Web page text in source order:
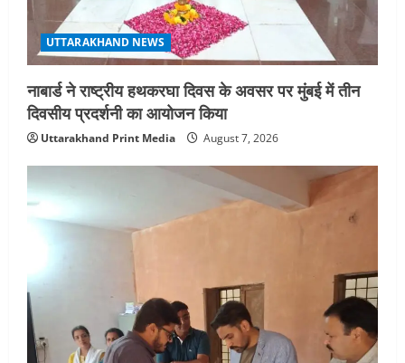
UTTARAKHAND NEWS
नाबार्ड ने राष्ट्रीय हथकरघा दिवस के अवसर पर मुंबई में तीन
दिवसीय प्रदर्शनी का आयोजन किया
Uttarakhand Print Media August 7, 2026